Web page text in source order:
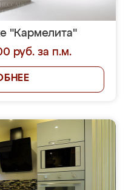
"Кармелита"
руб. за п.м.